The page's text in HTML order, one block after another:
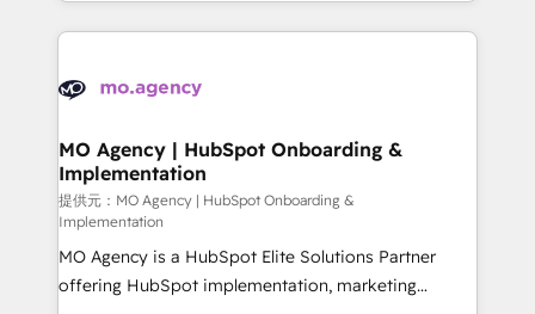
services are offered in both English & French.
onboarding from platforms like Salesforce, NetSuite,
WordPress and legacy CRMs, turning fragmented
architectures that accelerate revenue operations and
performance. - Multi-object CRM migration, cleanup,
and implementation. - Pre-built and custom
integrations across your full tech stack. - Custom
object setup, CMS builds, and full-funnel automation.
- Dashboards, lifecycle campaigns, and lead
MO Agency | HubSpot Onboarding &
Implementation
提供元：MO Agency | HubSpot Onboarding &
Implementation
MO Agency is a HubSpot Elite Solutions Partner
offering HubSpot implementation, marketing